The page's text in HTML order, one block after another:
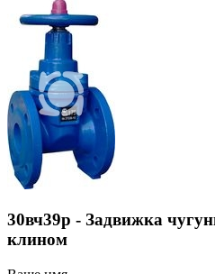
30вч39р - Задвижка
клином